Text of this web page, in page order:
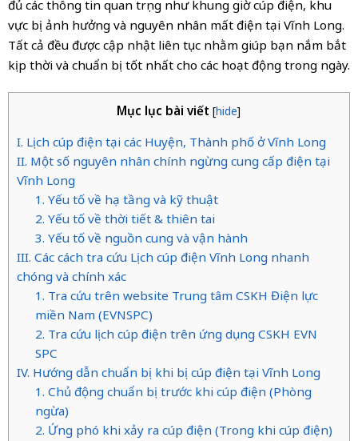
đủ các thông tin quan trọng như khung giờ cúp điện, khu
vực bị ảnh hưởng và nguyên nhân mất điện tại Vĩnh Long.
Tất cả đều được cập nhật liên tục nhằm giúp bạn nắm bắt
kịp thời và chuẩn bị tốt nhất cho các hoạt động trong ngày.
Mục lục bài viết [hide]
I. Lịch cúp điện tại các Huyện, Thành phố ở Vĩnh Long
II. Một số nguyên nhân chính ngừng cung cấp điện tại
Vĩnh Long
1. Yếu tố về hạ tầng và kỹ thuật
2. Yếu tố về thời tiết & thiên tai
3. Yếu tố về nguồn cung và vận hành
III. Các cách tra cứu Lịch cúp điện Vĩnh Long nhanh
chóng và chính xác
1. Tra cứu trên website Trung tâm CSKH Điện lực
miền Nam (EVNSPC)
2. Tra cứu lịch cúp điện trên ứng dụng CSKH EVN
SPC
IV. Hướng dẫn chuẩn bị khi bị cúp điện tại Vĩnh Long
1. Chủ động chuẩn bị trước khi cúp điện (Phòng
ngừa)
2. Ứng phó khi xảy ra cúp điện (Trong khi cúp điện)